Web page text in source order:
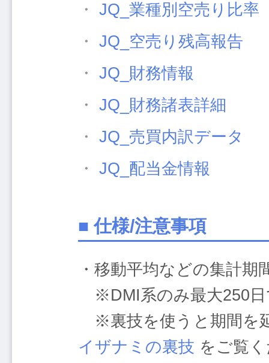
・
JQ_業種別空売り比率
・
JQ_空売り残高報告
・
JQ_財務情報
・
JQ_財務諸表詳細
・
JQ_売買内訳データ
・
JQ_配当金情報
■ 仕様/注意事項
・移動平均などの集計
※DMI系のみ最大250日
※裏技を使うと期間を
イザナミの裏技 をご